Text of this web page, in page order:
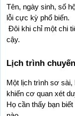
Tên, ngày sinh, số
lỗi cực kỳ phổ biến.
Đôi khi chỉ một chi
cậy.
Lịch trình
Một lịch trình sơ sài,
khiến cơ quan xét
Họ cần thấy bạn